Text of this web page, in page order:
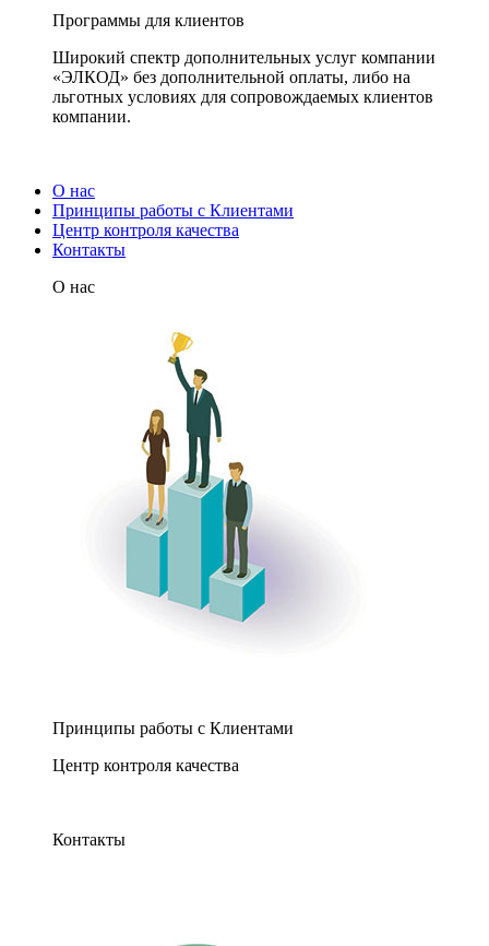
Программы для клиентов
Широкий спектр дополнительных услуг компании
«ЭЛКОД» без дополнительной оплаты, либо на
льготных условиях для сопровождаемых клиентов
компании.
О нас
Принципы работы с Клиентами
Центр контроля качества
Контакты
О нас
Принципы работы с Клиентами
Центр контроля качества
Контакты